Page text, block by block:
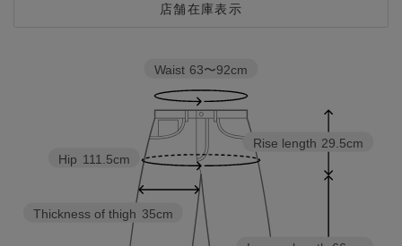
店舗在庫表示
Rise length 29.5cm
Thickness of thigh 35cm
Hip 111.5cm
Waist 63〜92cm